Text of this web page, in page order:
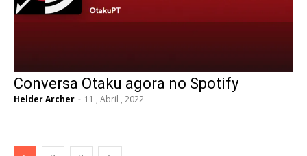
Conversa Otaku agora no Spotify
Helder Archer - 11 , Abril , 2022